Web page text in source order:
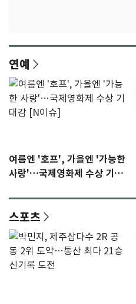
연예
여름엔 '호프', 가을엔 '가능한
사랑'…국제영화제 수상 기대
스포츠